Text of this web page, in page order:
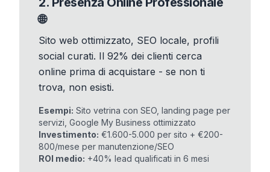
🌐
Sito web ottimizzato, SEO locale, profili
social curati. Il 92% dei clienti cerca
online prima di acquistare - se non ti
trova, non esisti.
Esempi: Sito vetrina con SEO, landing page per
servizi, Google My Business ottimizzato
Investimento: €1.600-5.000 per sito + €200-
800/mese per manutenzione/SEO
ROI medio: +40% lead qualificati in 6 mesi